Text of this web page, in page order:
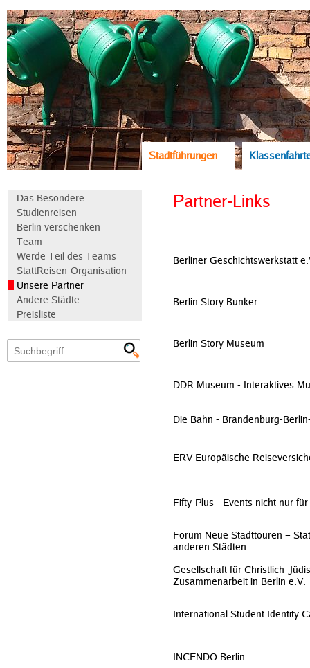
Stadtführungen
Das Besondere
Studienreisen
Berlin verschenken
Team
Werde Teil des Teams
StattReisen-Organisation
Unsere Partner
Andere Städte
Preisliste
Partner-Links
Berliner Geschichtswerkstatt
Berlin Story Bunker
Berlin Story Museum
DDR Museum - Interaktives
Die Bahn - Brandenburg-
ERV Europäische
Fifty-Plus - Events nicht nur
Forum Neue Städttouren –
anderen Städten
Gesellschaft für Christlich-
Zusammenarbeit in Berlin e.V.
International Student Identity
INCENDO Berlin